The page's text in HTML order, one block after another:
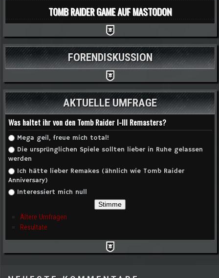
TOMB RAIDER GAME AUF MASTODON
FORENDISKUSSION
AKTUELLE UMFRAGE
Was haltet ihr von den Tomb Raider I-III Remasters?
Auswahlmöglichkeiten
Mega geil, freue mich total!
Die ursprünglichen Spiele sollten lieber in Ruhe gelassen
werden
Ich hätte lieber Remakes (ähnlich wie Tomb Raider
Anniversary)
Interessiert mich null
Ältere Umfragen
Resultate